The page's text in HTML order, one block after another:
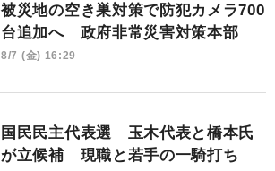
被災地の空き巣対策で防犯カメラ700
台追加へ 政府非常災害対策本部
8/7 (金) 16:29
国民民主代表選 玉木代表と橋本氏
が立候補 現職と若手の一騎打ち